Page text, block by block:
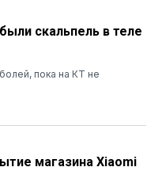
скальпель в теле
пока на КТ не
магазина Xiaomi